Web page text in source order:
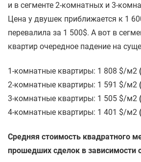
и в сегменте 2-комнатных и 3-
Цена у двушек приближается к 1
перевалила за 1 500$. А вот в
квартир очередное падение на
1-комнатные квартиры: 1 808 $/м2
2-комнатные квартиры: 1 591 $/м2
3-комнатные квартиры: 1 505 $/м2
4-комнатные квартиры: 1 401 $/м2
Средняя стоимость квадратного
прошедших сделок в зависимости